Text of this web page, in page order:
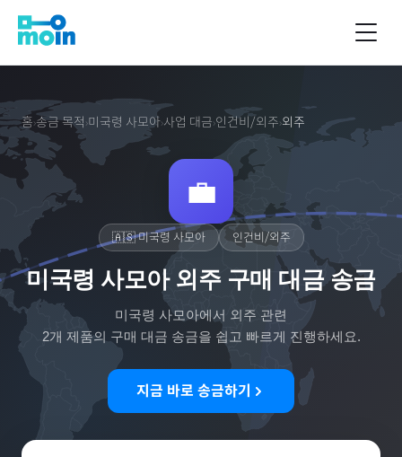
홈›송금 목적 ›미국령 사모아›사업 대금›인건비/외주›외주
💼
🇦🇸미국령 사모아 인건비/외주
미국령 사모아 외주 구매 대금 송금
미국령 사모아에서 외주 관련
2개 제품의 구매 대금 송금을 쉽고 빠르게 진행하세요.
지금 바로 송금하기